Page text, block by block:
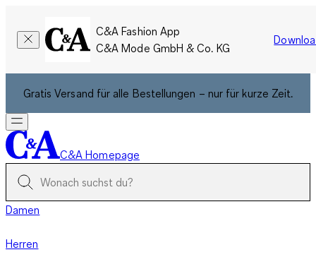
C&A Fashion App
C&A Mode GmbH & Co. KG
Gratis Versand für alle Bestellungen – nur für kurze Zeit.
C&A Homepage
Damen
Herren